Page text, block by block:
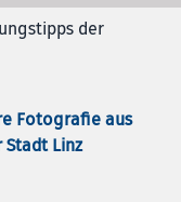
der
Foto­gra­fie aus
Stadt Linz